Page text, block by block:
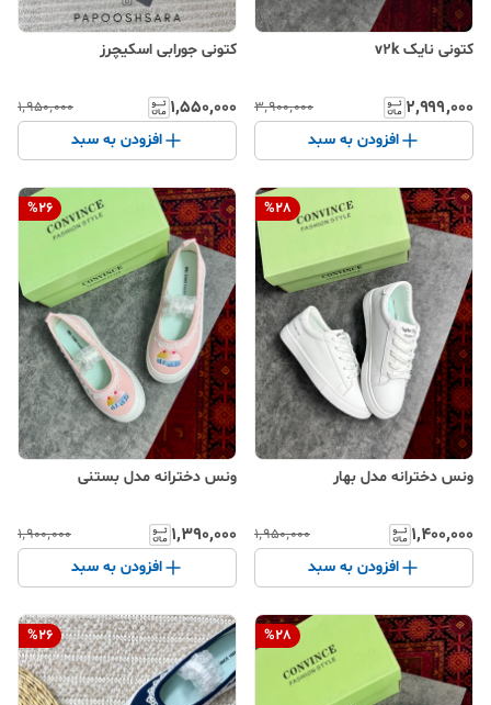
کتونی نایک v2k
۲٬۹۹۹٬۰۰۰ ۳٬۹۰۰٬۰۰۰
افزودن به سبد
کتونی جورابی اسکیچرز
۱٬۵۵۰٬۰۰۰ ۱٬۹۵۰٬۰۰۰
افزودن به سبد
%28
ونس دخترانه مدل بهار
۱٬۴۰۰٬۰۰۰ ۱٬۹۵۰٬۰۰۰
افزودن به سبد
%26
ونس دخترانه مدل بستنی
۱٬۳۹۰٬۰۰۰ ۱٬۹۰۰٬۰۰۰
افزودن به سبد
%28
%26